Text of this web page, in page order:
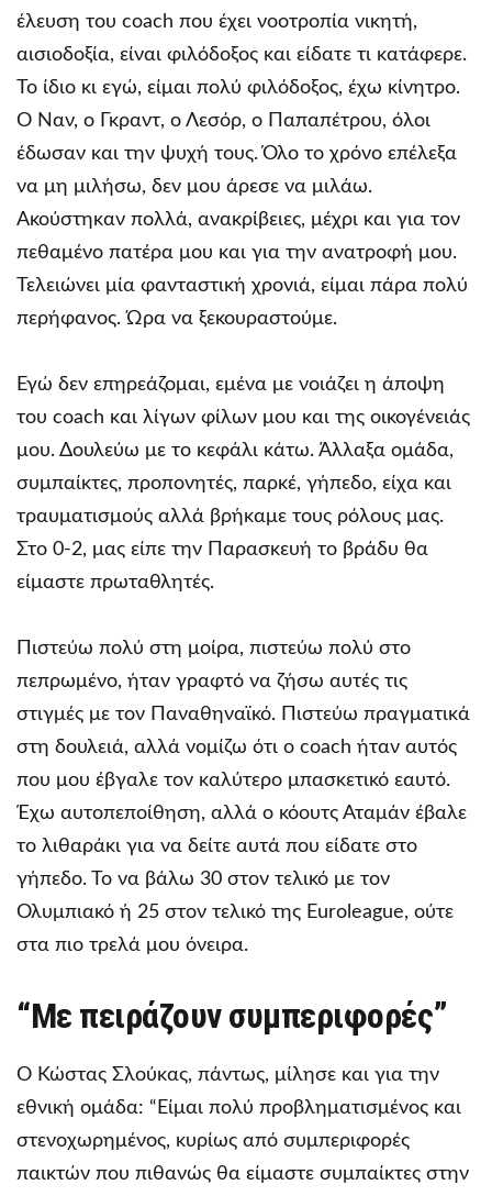
έλευση του coach που έχει νοοτροπία νικητή,
αισιοδοξία, είναι φιλόδοξος και είδατε τι κατάφερε.
Το ίδιο κι εγώ, είμαι πολύ φιλόδοξος, έχω κίνητρο.
Ο Ναν, ο Γκραντ, ο Λεσόρ, ο Παπαπέτρου, όλοι
έδωσαν και την ψυχή τους. Όλο το χρόνο επέλεξα
να μη μιλήσω, δεν μου άρεσε να μιλάω.
Ακούστηκαν πολλά, ανακρίβειες, μέχρι και για τον
πεθαμένο πατέρα μου και για την ανατροφή μου.
Τελειώνει μία φανταστική χρονιά, είμαι πάρα πολύ
περήφανος. Ώρα να ξεκουραστούμε.
Εγώ δεν επηρεάζομαι, εμένα με νοιάζει η άποψη
του coach και λίγων φίλων μου και της οικογένειάς
μου. Δουλεύω με το κεφάλι κάτω. Άλλαξα ομάδα,
συμπαίκτες, προπονητές, παρκέ, γήπεδο, είχα και
τραυματισμούς αλλά βρήκαμε τους ρόλους μας.
Στο 0-2, μας είπε την Παρασκευή το βράδυ θα
είμαστε πρωταθλητές.
Πιστεύω πολύ στη μοίρα, πιστεύω πολύ στο
πεπρωμένο, ήταν γραφτό να ζήσω αυτές τις
στιγμές με τον Παναθηναϊκό. Πιστεύω πραγματικά
στη δουλειά, αλλά νομίζω ότι ο coach ήταν αυτός
που μου έβγαλε τον καλύτερο μπασκετικό εαυτό.
Έχω αυτοπεποίθηση, αλλά ο κόουτς Αταμάν έβαλε
το λιθαράκι για να δείτε αυτά που είδατε στο
γήπεδο. Το να βάλω 30 στον τελικό με τον
Ολυμπιακό ή 25 στον τελικό της Euroleague, ούτε
στα πιο τρελά μου όνειρα.
“Με πειράζουν συμπεριφορές”
Ο Κώστας Σλούκας, πάντως, μίλησε και για την
εθνική ομάδα: “Είμαι πολύ προβληματισμένος και
στενοχωρημένος, κυρίως από συμπεριφορές
παικτών που πιθανώς θα είμαστε συμπαίκτες στην